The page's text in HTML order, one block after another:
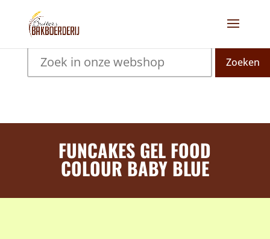
Zoeken
FUNCAKES GEL FOOD
COLOUR BABY BLUE